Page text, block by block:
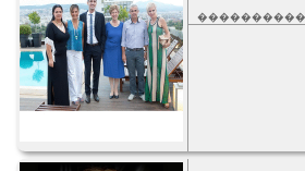
����������